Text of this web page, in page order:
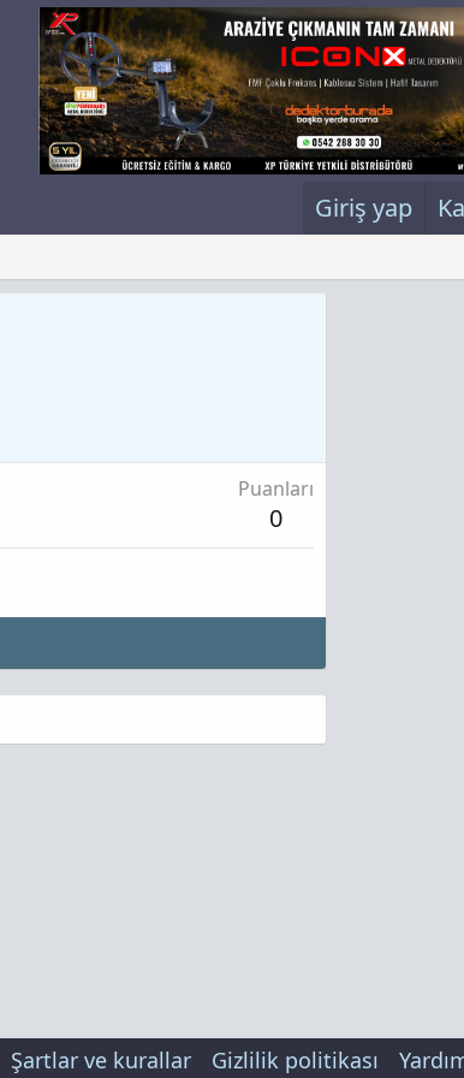
Giriş yap
Puanları
0
Şartlar ve kurallar Gizlilik politikası